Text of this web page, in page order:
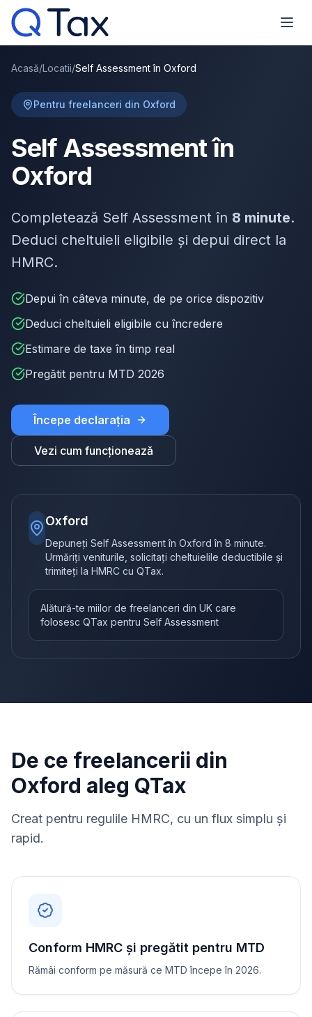
Acasă/Locatii/Self Assessment în Oxford
Pentru freelanceri din Oxford
Self Assessment în
Oxford
Completează Self Assessment în 8 minute.
Deduci cheltuieli eligibile și depui direct la
HMRC.
Depui în câteva minute, de pe orice dispozitiv
Deduci cheltuieli eligibile cu încredere
Estimare de taxe în timp real
Pregătit pentru MTD 2026
Începe declarația
Vezi cum funcționează
Oxford
Depuneți Self Assessment în Oxford în 8 minute.
Urmăriți veniturile, solicitați cheltuielile deductibile și
trimiteți la HMRC cu QTax.
Alătură-te miilor de freelanceri din UK care
folosesc QTax pentru Self Assessment
De ce freelancerii din
Oxford aleg QTax
Creat pentru regulile HMRC, cu un flux simplu și
rapid.
Conform HMRC și pregătit pentru MTD
Rămâi conform pe măsură ce MTD începe în 2026.